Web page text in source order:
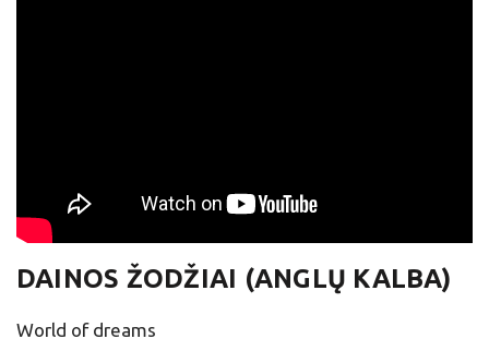
DAINOS ŽODŽIAI (ANGLŲ KALBA)
World of dreams